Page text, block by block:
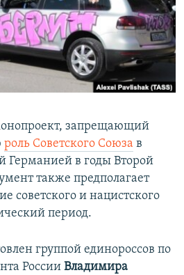
запрещающий
роль Советского Союза в
Германией в годы Второй
также предполагает
советского и нацистского
период.
группой единороссов по
России Владимира